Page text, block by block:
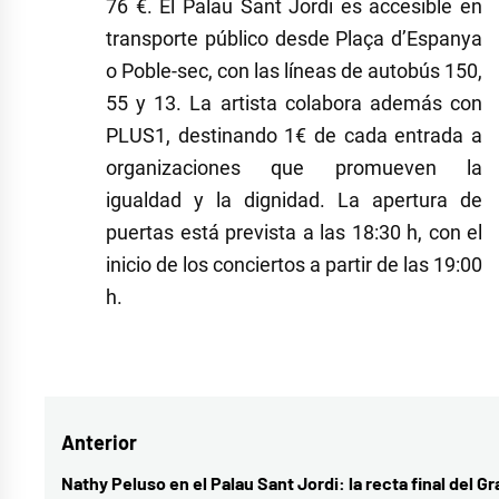
76 €. El Palau Sant Jordi es accesible en
transporte público desde Plaça d’Espanya
o Poble-sec, con las líneas de autobús 150,
55 y 13. La artista colabora además con
PLUS1, destinando 1€ de cada entrada a
organizaciones que promueven la
igualdad y la dignidad. La apertura de
puertas está prevista a las 18:30 h, con el
inicio de los conciertos a partir de las 19:00
h.
Navegación
de
Anterior
Entrada
Nathy Peluso en el Palau Sant Jordi: la recta final del